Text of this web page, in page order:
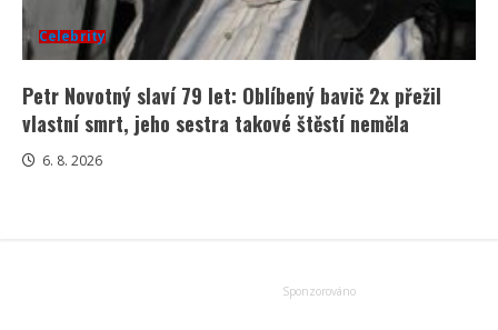
Celebrity
Petr Novotný slaví 79 let: Oblíbený bavič 2x přežil
vlastní smrt, jeho sestra takové štěstí neměla
6. 8. 2026